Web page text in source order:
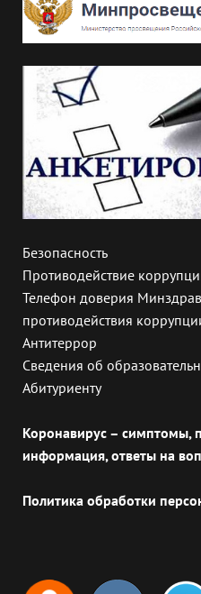
Безопасность
Противодействие
Телефон доверия
противодействия
Антитеррор
Сведения об
Абитуриенту
Коронавирус – симптомы,
информация, ответы на
Политика обработки